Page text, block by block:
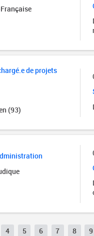
de projets
(93)
4 5 6 7 8 9